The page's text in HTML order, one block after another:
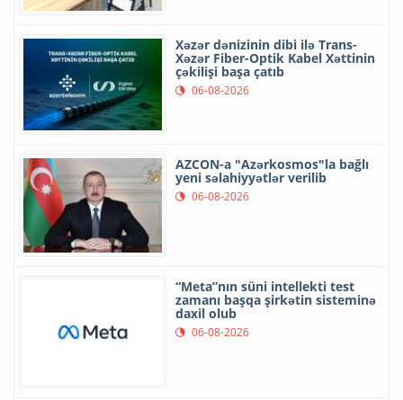
Xəzər dənizinin dibi ilə Trans-
Xəzər Fiber-Optik Kabel Xəttinin
çəkilişi başa çatıb
06-08-2026
AZCON-a "Azərkosmos"la bağlı
yeni səlahiyyətlər verilib
06-08-2026
“Meta”nın süni intellekti test
zamanı başqa şirkətin sisteminə
daxil olub
06-08-2026